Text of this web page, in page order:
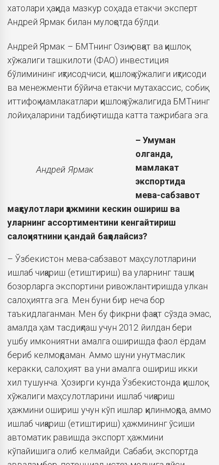
хатолари ҳақида мазкур соҳада етакчи эксперт
Андрей Ярмак билан мулоқотда бўлди.
Андрей Ярмак – БМТнинг Озиқ-овқат ва қишлоқ
хўжалиги ташкилоти (ФАО) инвестиция
бўлимининг иқтисодчиси, қишлоқ хўжалиги иқтисоди
ва менежменти бўйича етакчи мутахассис, собиқ
иттифоқ мамлакатлари қишлоқ хўжалигида БМТнинг
лойиҳаларини тадбиқ этишда катта тажрибага эга.
Андрей Ярмак
– Умуман
олганда,
мамлакат
экспортида
мева-сабзавот
маҳсулотлари ҳажмини кескин ошириш ва
уларнинг ассортиментини кенгайтириш
салоҳиятнини қандай баҳолайсиз?
– Ўзбекистон мева-сабзавот маҳсулотларини
ишлаб чиқариш (етиштириш) ва уларнинг ташқи
бозорларга экспортини ривожлантиришда улкан
салоҳиятга эга. Мен буни бир неча бор
таъкидлаганман. Мен бу фикрни фақат сўзда эмас,
амалда ҳам тасдиқлаш учун 2012 йилдан бери
ушбу имкониятни амалга оширишда фаол ёрдам
бериб келмоқдаман. Аммо шуни унутмаслик
керакки, салоҳият ва уни амалга ошириш икки
хил тушунча. Ҳозирги кунда Ўзбекистонда қишлоқ
хўжалиги маҳсулотларини ишлаб чиқариш
ҳажмини ошириш учун кўп ишлар қилинмоқда, аммо
ишлаб чиқариш (етиштириш) ҳажмининг ўсиши
автоматик равишда экспорт ҳажмини
кўпайишига олиб келмайди. Сабаби, экспортда